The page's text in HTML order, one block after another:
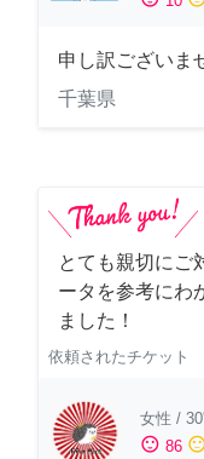
申し訳ございま
千葉県
とても親切にご
ータを参考にわ
ました！
依頼されたチケット
女性 /
sentiment_satisfied 86